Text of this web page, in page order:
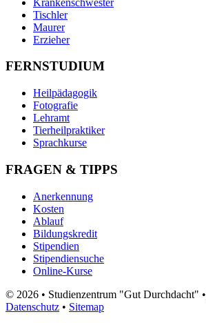
Tischler
Maurer
Erzieher
FERNSTUDIUM
Heilpädagogik
Fotografie
Lehramt
Tierheilpraktiker
Sprachkurse
FRAGEN & TIPPS
Anerkennung
Kosten
Ablauf
Bildungskredit
Stipendien
Stipendiensuche
Online-Kurse
© 2026 • Studienzentrum "Gut Durchdacht" •
Datenschutz • Sitemap